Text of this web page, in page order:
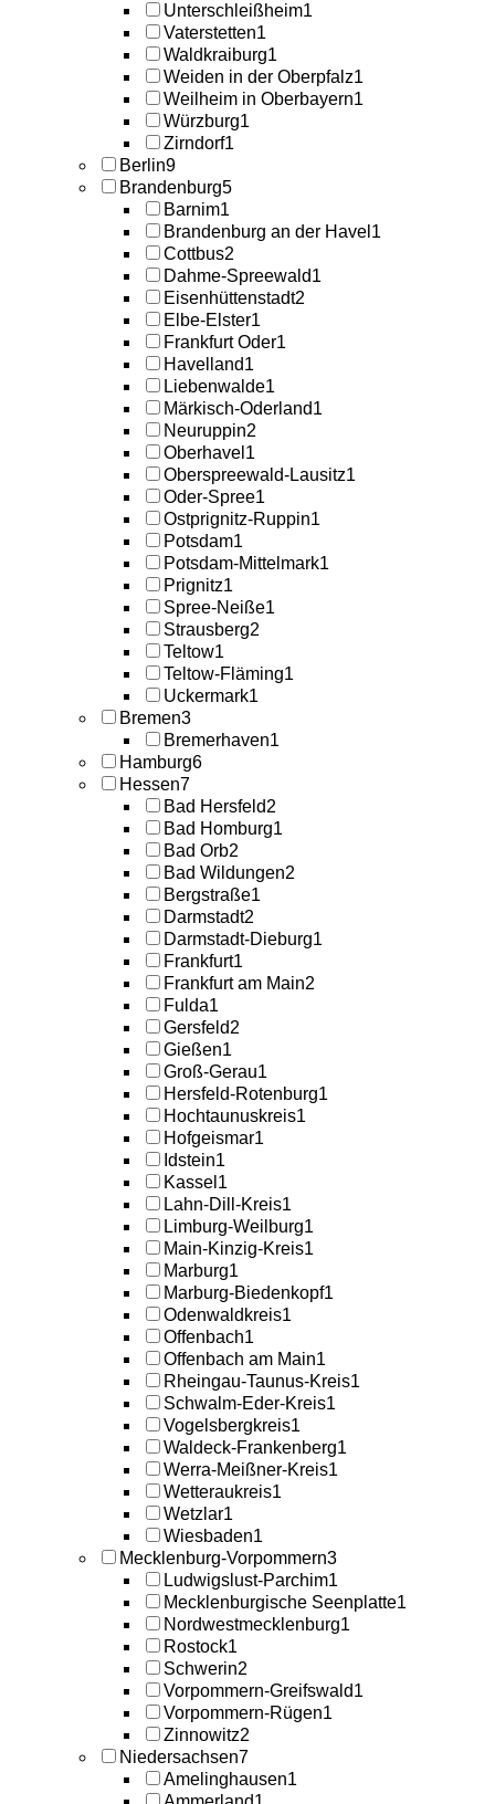
Unterschleißheim1
Vaterstetten1
Waldkraiburg1
Weiden in der Oberpfalz1
Weilheim in Oberbayern1
Würzburg1
Zirndorf1
Berlin9
Brandenburg5
Barnim1
Brandenburg an der Havel 1
Cottbus2
Dahme-Spreewald1
Eisenhüttenstadt2
Elbe-Elster1
Frankfurt Oder1
Havelland1
Liebenwalde1
Märkisch-Oderland1
Neuruppin2
Oberhavel 1
Oberspreewald-Lausitz1
Oder-Spree1
Ostprignitz-Ruppin1
Potsdam1
Potsdam-Mittelmark1
Prignitz1
Spree-Neiße1
Strausberg2
Teltow1
Teltow-Fläming1
Uckermark1
Bremen3
Bremerhaven1
Hamburg6
Hessen7
Bad Hersfeld2
Bad Homburg1
Bad Orb2
Bad Wildungen2
Bergstraße1
Darmstadt2
Darmstadt-Dieburg1
Frankfurt1
Frankfurt am Main2
Fulda1
Gersfeld2
Gießen1
Groß-Gerau1
Hersfeld-Rotenburg1
Hochtaunuskreis1
Hofgeismar1
Idstein1
Kassel 1
Lahn-Dill-Kreis1
Limburg-Weilburg1
Main-Kinzig-Kreis1
Marburg1
Marburg-Biedenkopf1
Odenwaldkreis1
Offenbach1
Offenbach am Main1
Rheingau-Taunus-Kreis1
Schwalm-Eder-Kreis1
Vogelsbergkreis1
Waldeck-Frankenberg1
Werra-Meißner-Kreis1
Wetteraukreis1
Wetzlar1
Wiesbaden1
Mecklenburg-Vorpommern3
Ludwigslust-Parchim1
Mecklenburgische Seenplatte1
Nordwestmecklenburg1
Rostock1
Schwerin2
Vorpommern-Greifswald1
Vorpommern-Rügen1
Zinnowitz2
Niedersachsen7
Amelinghausen1